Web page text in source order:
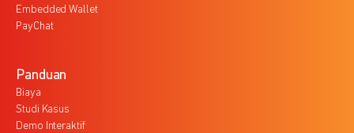
Embedded Wallet
PayChat
Panduan
Biaya
Studi Kasus
Demo Interaktif